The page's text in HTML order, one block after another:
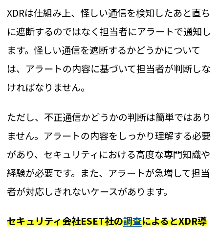
XDRは仕組み上、怪しい通信を検知したあと直ち
に遮断するのではなく担当者にアラートで通知し
ます。怪しい通信を遮断するかどうかについて
は、アラートの内容に基づいて担当者が判断しな
ければなりません。
ただし、不正通信かどうかの判断は簡単ではあり
ません。アラートの内容をしっかり理解する必要
があり、セキュリティにおける高度な専門知識や
経験が必要です。また、アラートが急増して担当
者が対応しきれないケースがあります。
セキュリティ会社ESET社の調査によるとXDR導